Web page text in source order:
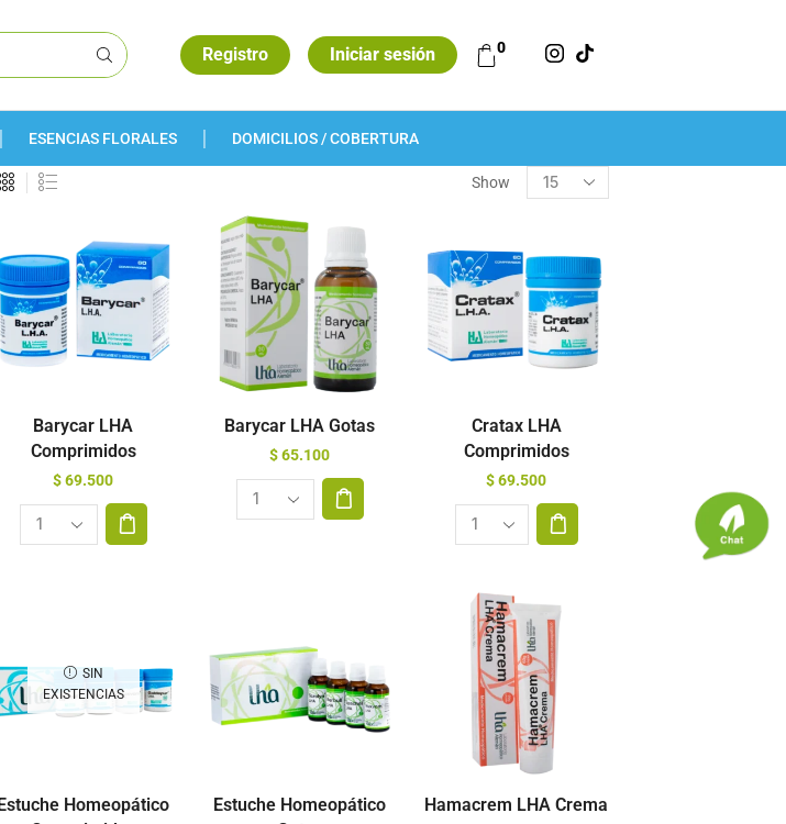
Registro Iniciar sesión 0
ESENCIAS FLORALES DOMICILIOS / COBERTURA
Show
Barycar LHA
Comprimidos
$69.500
Barycar LHA Gotas
$65.100
Cratax LHA
Comprimidos
$69.500
SIN
EXISTENCIAS
Homeopático
Estuche Homeopático
Hamacrem LHA Crema